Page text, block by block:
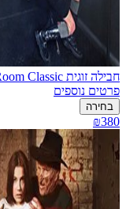
חבילה זוגית Escape Room Classic
פרטים נוספים
בחירה
₪380